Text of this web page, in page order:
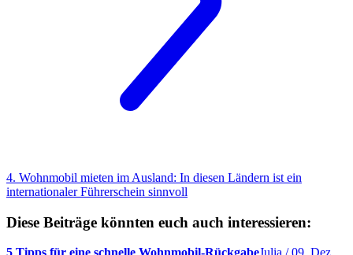
4. Wohnmobil mieten im Ausland: In diesen Ländern ist ein
internationaler Führerschein sinnvoll
Diese Beiträge könnten euch auch interessieren: